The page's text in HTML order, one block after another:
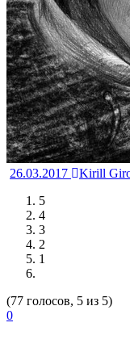
26.03.2017
Kirill
5
4
3
2
1
(77 голосов, 5 из 5)
0